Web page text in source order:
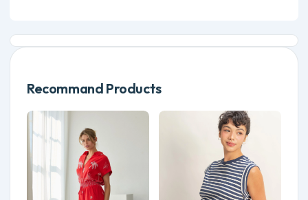
Recommand Products